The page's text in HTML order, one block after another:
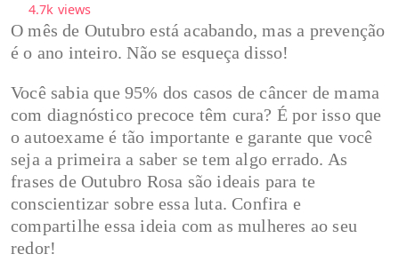
4.7k views
O mês de Outubro está acabando, mas a prevenção
é o ano inteiro. Não se esqueça disso!
Você sabia que 95% dos casos de câncer de mama
com diagnóstico precoce têm cura? É por isso que
o autoexame é tão importante e garante que você
seja a primeira a saber se tem algo errado. As
frases de Outubro Rosa são ideais para te
conscientizar sobre essa luta. Confira e
compartilhe essa ideia com as mulheres ao seu
redor!